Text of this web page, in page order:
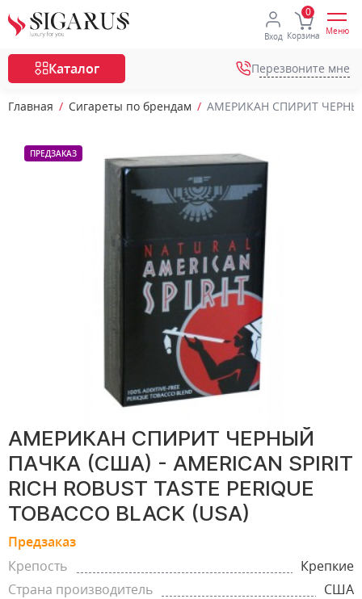
Вход Корзина Меню
Каталог Перезвоните мне
Главная Сигареты по брендам АМЕРИКАН СПИРИТ ЧЕРНЫЙ
ПРЕДЗАКАЗ
АМЕРИКАН СПИРИТ ЧЕРНЫЙ
ПАЧКА (США) - AMERICAN SPIRIT
RICH ROBUST TASTE PERIQUE
TOBACCO BLACK (USA)
Предзаказ
Крепость
Крепкие
Страна производитель
США